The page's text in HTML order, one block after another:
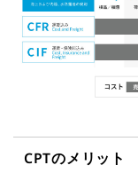
CPTのメリット